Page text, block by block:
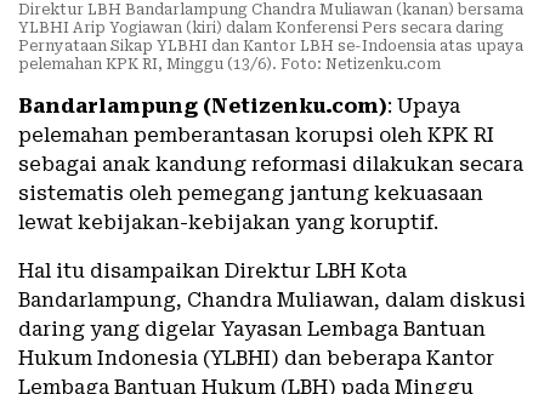
Direktur LBH Bandarlampung Chandra Muliawan (kanan) bersama
YLBHI Arip Yogiawan (kiri) dalam Konferensi Pers secara daring
Pernyataan Sikap YLBHI dan Kantor LBH se-Indoensia atas upaya
pelemahan KPK RI, Minggu (13/6). Foto: Netizenku.com
Bandarlampung (Netizenku.com): Upaya
pelemahan pemberantasan korupsi oleh KPK RI
sebagai anak kandung reformasi dilakukan secara
sistematis oleh pemegang jantung kekuasaan
lewat kebijakan-kebijakan yang koruptif.
Hal itu disampaikan Direktur LBH Kota
Bandarlampung, Chandra Muliawan, dalam diskusi
daring yang digelar Yayasan Lembaga Bantuan
Hukum Indonesia (YLBHI) dan beberapa Kantor
Lembaga Bantuan Hukum (LBH) pada Minggu